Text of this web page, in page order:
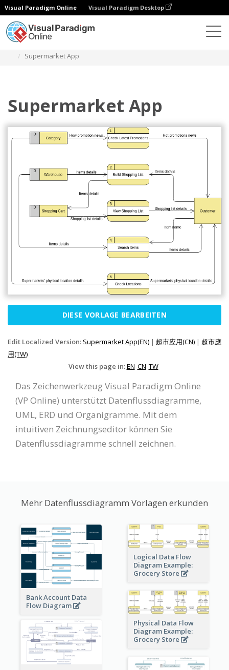
Visual Paradigm Online Visual Paradigm Desktop
Supermarket App
Supermarket App
DIESE VORLAGE BEARBEITEN
Edit Localized Version: Supermarket App(EN) | 超市应用(CN) | 超市應
用(TW)
View this page in:EN CN TW
Das Zeichenwerkzeug Visual Paradigm Online
(VP Online) unterstützt Datenflussdiagramme,
UML, ERD und Organigramme. Mit dem
intuitiven Zeichnungseditor können Sie
Datenflussdiagramme schnell zeichnen.
Mehr Datenflussdiagramm Vorlagen erkunden
Bank Account Data
Flow Diagram
Logical Data Flow
Diagram Example:
Grocery Store
Physical Data Flow
Diagram Example:
Grocery Store